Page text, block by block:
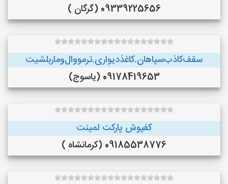
09339225656 (گرگان )
سقف‌کاذب‌سپاهان‌.کاغذ‌دیواری.ترمووال‌و‌ماربلشیت
09178419653 (یاسوج)
کفپوش پارکت لمینت
09185538776 (کرمانشاه )